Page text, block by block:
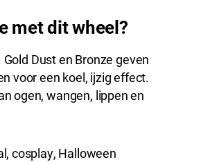
met dit wheel?
Dust en Bronze geven
voor een koel, ijzig effect.
ogen, wangen, lippen en
cosplay, Halloween